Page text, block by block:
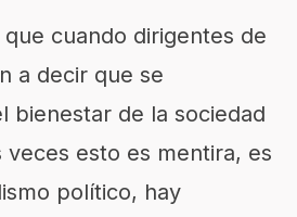
que cuando dirigentes de
a decir que se
bienestar de la sociedad
veces esto es mentira, es
político, hay